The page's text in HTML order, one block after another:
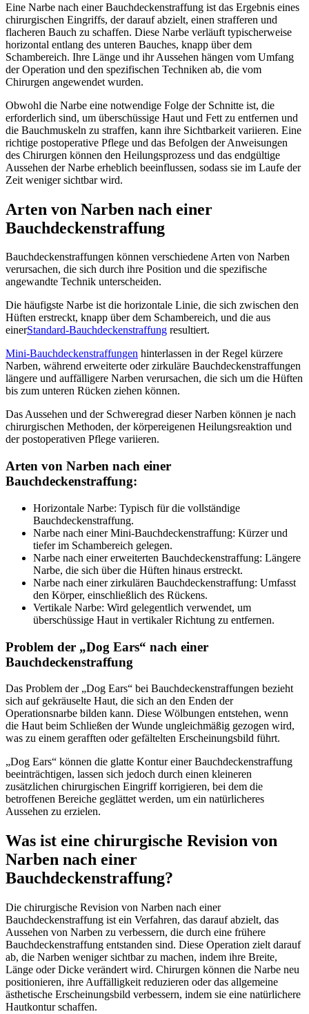
Eine Narbe nach einer Bauchdeckenstraffung ist das Ergebnis eines
chirurgischen Eingriffs, der darauf abzielt, einen strafferen und
flacheren Bauch zu schaffen. Diese Narbe verläuft typischerweise
horizontal entlang des unteren Bauches, knapp über dem
Schambereich. Ihre Länge und ihr Aussehen hängen vom Umfang
der Operation und den spezifischen Techniken ab, die vom
Chirurgen angewendet wurden.
Obwohl die Narbe eine notwendige Folge der Schnitte ist, die
erforderlich sind, um überschüssige Haut und Fett zu entfernen und
die Bauchmuskeln zu straffen, kann ihre Sichtbarkeit variieren. Eine
richtige postoperative Pflege und das Befolgen der Anweisungen
des Chirurgen können den Heilungsprozess und das endgültige
Aussehen der Narbe erheblich beeinflussen, sodass sie im Laufe der
Zeit weniger sichtbar wird.
Arten von Narben nach einer
Bauchdeckenstraffung
Bauchdeckenstraffungen können verschiedene Arten von Narben
verursachen, die sich durch ihre Position und die spezifische
angewandte Technik unterscheiden.
Die häufigste Narbe ist die horizontale Linie, die sich zwischen den
Hüften erstreckt, knapp über dem Schambereich, und die aus
einerStandard-Bauchdeckenstraffung resultiert.
Mini-Bauchdeckenstraffungen hinterlassen in der Regel kürzere
Narben, während erweiterte oder zirkuläre Bauchdeckenstraffungen
längere und auffälligere Narben verursachen, die sich um die Hüften
bis zum unteren Rücken ziehen können.
Das Aussehen und der Schweregrad dieser Narben können je nach
chirurgischen Methoden, der körpereigenen Heilungsreaktion und
der postoperativen Pflege variieren.
Arten von Narben nach einer
Bauchdeckenstraffung:
Horizontale Narbe: Typisch für die vollständige
Bauchdeckenstraffung.
Narbe nach einer Mini-Bauchdeckenstraffung: Kürzer und
tiefer im Schambereich gelegen.
Narbe nach einer erweiterten Bauchdeckenstraffung: Längere
Narbe, die sich über die Hüften hinaus erstreckt.
Narbe nach einer zirkulären Bauchdeckenstraffung: Umfasst
den Körper, einschließlich des Rückens.
Vertikale Narbe: Wird gelegentlich verwendet, um
überschüssige Haut in vertikaler Richtung zu entfernen.
Problem der „Dog Ears“ nach einer
Bauchdeckenstraffung
Das Problem der „Dog Ears“ bei Bauchdeckenstraffungen bezieht
sich auf gekräuselte Haut, die sich an den Enden der
Operationsnarbe bilden kann. Diese Wölbungen entstehen, wenn
die Haut beim Schließen der Wunde ungleichmäßig gezogen wird,
was zu einem gerafften oder gefältelten Erscheinungsbild führt.
„Dog Ears“ können die glatte Kontur einer Bauchdeckenstraffung
beeinträchtigen, lassen sich jedoch durch einen kleineren
zusätzlichen chirurgischen Eingriff korrigieren, bei dem die
betroffenen Bereiche geglättet werden, um ein natürlicheres
Aussehen zu erzielen.
Was ist eine chirurgische Revision von
Narben nach einer
Bauchdeckenstraffung?
Die chirurgische Revision von Narben nach einer
Bauchdeckenstraffung ist ein Verfahren, das darauf abzielt, das
Aussehen von Narben zu verbessern, die durch eine frühere
Bauchdeckenstraffung entstanden sind. Diese Operation zielt darauf
ab, die Narben weniger sichtbar zu machen, indem ihre Breite,
Länge oder Dicke verändert wird. Chirurgen können die Narbe neu
positionieren, ihre Auffälligkeit reduzieren oder das allgemeine
ästhetische Erscheinungsbild verbessern, indem sie eine natürlichere
Hautkontur schaffen.